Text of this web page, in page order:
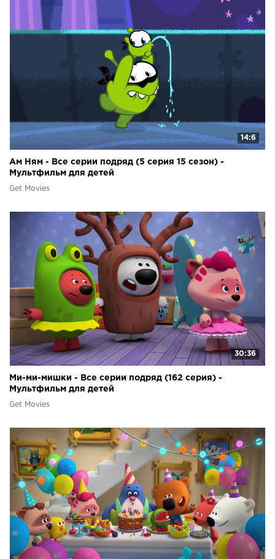
14:6
Ам Ням - Все серии подряд (5 серия 15 сезон) -
Мультфильм для детей
Get Movies
30:36
Ми-ми-мишки - Все серии подряд (162 серия) -
Мультфильм для детей
Get Movies